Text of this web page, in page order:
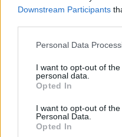
Downstream Participants
Please note that this
not limited to your visit or
grant or deny consent to
use your data for below
consent section.
Personal Data
I want to opt-out of
personal data.
Opted In
I want to opt-out of
Personal Data.
Opted In